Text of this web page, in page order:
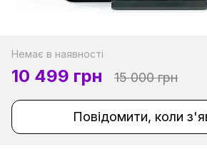
Немає в наявності
10 499 грн 15 000 грн
Повідомити, коли